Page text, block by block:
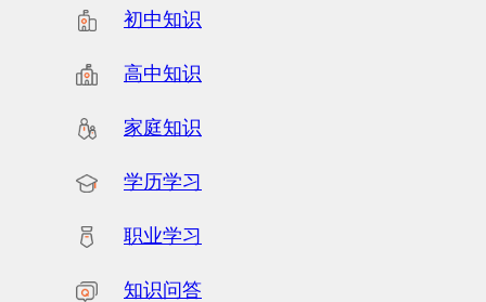
初中知识
高中知识
家庭知识
学历学习
职业学习
知识问答